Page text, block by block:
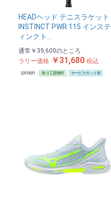
HEADヘッド テニスラケット
INSTINCT PWR 115 インステ
ィンクト…
通常 ￥39,600のところ
ラリー価格￥31,680 税込
送料無料 張り工賃無料 サービスガット有